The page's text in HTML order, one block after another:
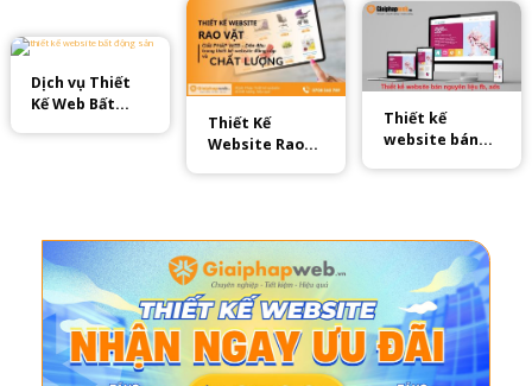
SEO
non 2024
thương mại
điện tử
Dịch vụ Thiết
Kế Web Bất
Thiết Kế
Website Rao
Thiết kế
website bán